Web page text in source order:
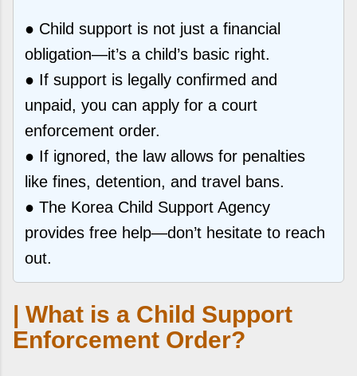
● Child support is not just a financial
obligation—it’s a child’s basic right.
● If support is legally confirmed and
unpaid, you can apply for a court
enforcement order.
● If ignored, the law allows for penalties
like fines, detention, and travel bans.
● The Korea Child Support Agency
provides free help—don’t hesitate to reach
out.
| What is a Child Support
Enforcement Order?